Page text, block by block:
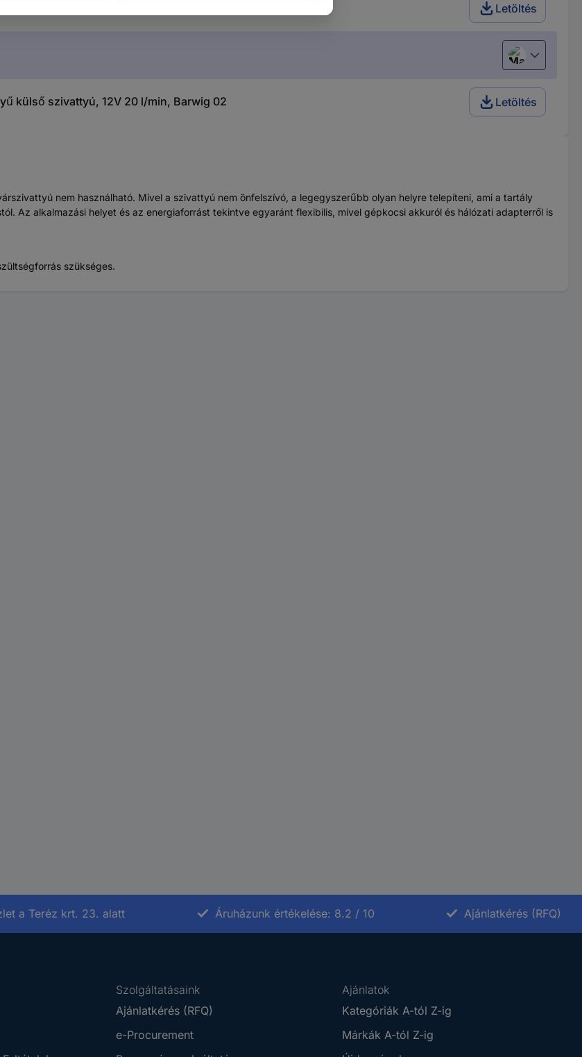
Barwig 02 Letöltés
Magyar
külső szivattyú, 12V 20 l/min, Barwig 02 Letöltés
nem használható. Mivel a szivattyú nem önfelszívó, a legegyszerűbb olyan helyre telepíteni, ami a tartály
Az alkalmazási helyet és az energiaforrást tekintve egyaránt flexibilis, mivel gépkocsi akkuról és hálózati adapterről is
szükséges.
a Teréz krt. 23. alatt Áruházunk értékelése: 8.2 / 10 Ajánlatkérés (RFQ)
Szolgáltatásaink
Ajánlatkérés (RFQ)
e-Procurement
Ajánlatok
Kategóriák A-tól Z-ig
Márkák A-tól Z-ig